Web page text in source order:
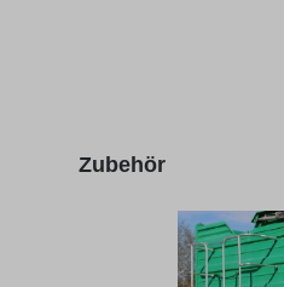
Produktgalerie überspringen
Zubehör